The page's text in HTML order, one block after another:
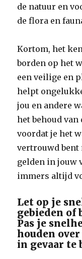
de natuur en
de flora en
Kortom, het
borden op het
een veilige en
helpt
jou en andere
het behoud
voordat je het
vertrouwd bent
gelden in jouw
immers altijd
Let op je
gebieden of
Pas je
houden
in gevaar te